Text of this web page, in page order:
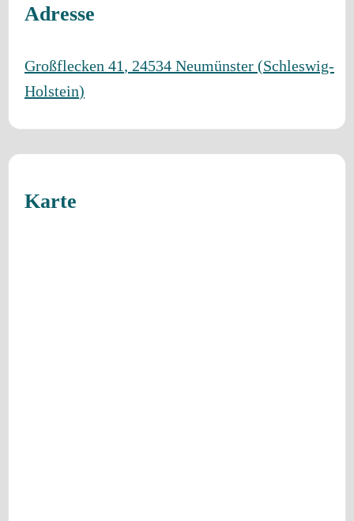
Adresse
Großflecken 41, 24534 Neumünster (Schleswig-
Holstein)
Karte